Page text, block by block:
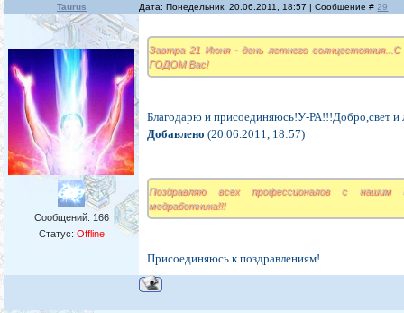
Taurus Дата: Понедельник, 20.06.2011, 18:57 | Сообщение #29
Сообщений: 166
Статус: Offline
Завтра 21 Июня - день летнего
ГОДОМ Вас!
Благодарю и присоединяюсь!У-РА!!!Добро,свет
Добавлено (20.06.2011, 18:57)
---------------------------------------------
Поздравляю всех профессионалов с нашим
медработника!!!
Присоединяюсь к поздравлениям!